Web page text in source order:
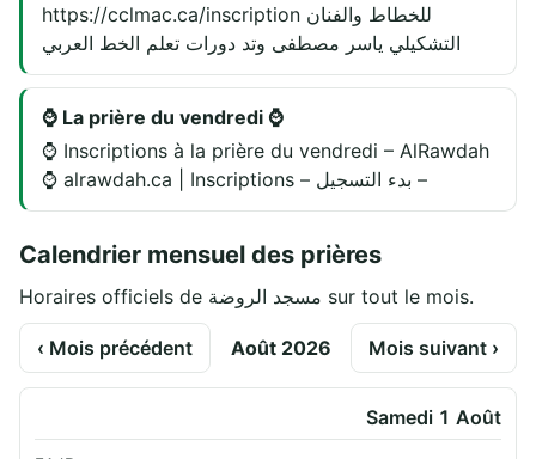
https://cclmac.ca/inscription للخطاط والفنان
التشكيلي ياسر مصطفى وتد دورات تعلم الخط العربي
⌚ La prière du vendredi ⌚
⌚ Inscriptions à la prière du vendredi – AlRawdah
⌚ alrawdah.ca | Inscriptions – بدء التسجيل –
Calendrier mensuel des prières
Horaires officiels de مسجد الروضة sur tout le mois.
‹ Mois précédent Août 2026 Mois suivant ›
Samedi 1 Août